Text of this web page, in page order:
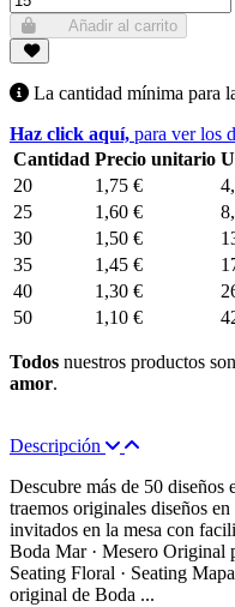
Añadir al carrito
La cantidad mínima para
Haz click aquí, para ver los
Cantidad Precio unitario
20
1,75 €
25
1,60 €
30
1,50 €
35
1,45 €
40
1,30 €
50
1,10 €
Todos nuestros productos son
amor.
Descripción
Descubre más de 50 diseños
traemos originales diseños
invitados en la mesa con
Boda Mar · Mesero Original
Seating Floral · Seating
original de Boda ...